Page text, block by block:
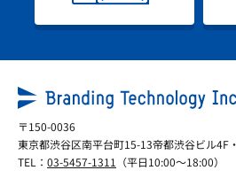
〒150-0036
東京都渋谷区南平台町15-13帝都渋谷ビル4F
TEL： 03-5457-1311 （平日10:00～18:00）